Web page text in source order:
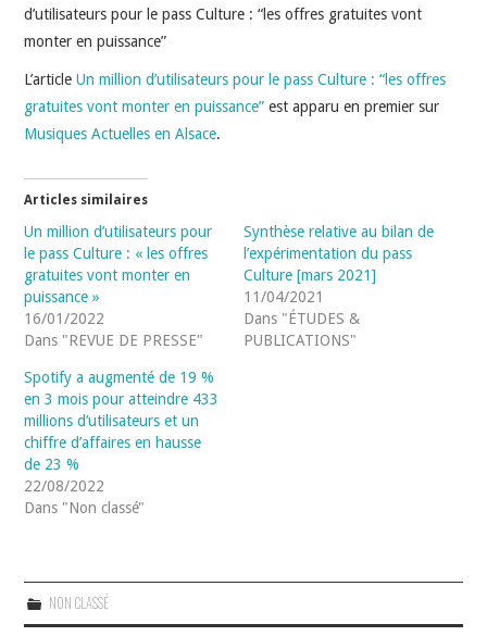
d’utilisateurs pour le pass Culture : “les offres gratuites vont
monter en puissance”
L’articleUn million d’utilisateurs pour le pass Culture : “les offres
gratuites vont monter en puissance” est apparu en premier sur
Musiques Actuelles en Alsace.
Articles similaires
Un million d’utilisateurs pour
le pass Culture : « les offres
gratuites vont monter en
puissance »
16/01/2022
Dans "REVUE DE PRESSE"
Synthèse relative au bilan de
l’expérimentation du pass
Culture [mars 2021]
11/04/2021
Dans "ÉTUDES &
PUBLICATIONS"
Spotify a augmenté de 19 %
en 3 mois pour atteindre 433
millions d’utilisateurs et un
chiffre d’affaires en hausse
de 23 %
22/08/2022
Dans "Non classé"
NON CLASSÉ